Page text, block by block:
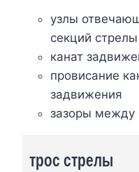
узлы
секций стрелы
канат
провисание
задвижения
зазоры между
трос стрелы